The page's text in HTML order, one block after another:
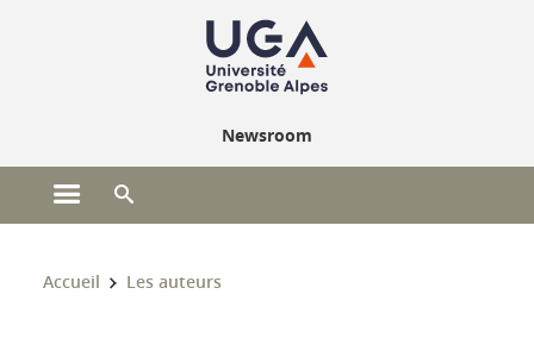
Newsroom
Ouvrir le menu principal
Vous êtes ici :
Accueil Les auteurs